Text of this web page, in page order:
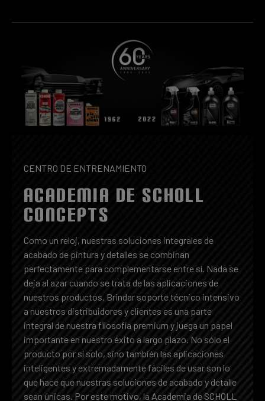
CENTRO DE ENTRENAMIENTO
ACADEMIA DE SCHOLL
CONCEPTS
Como un reloj, nuestras soluciones integrales de
acabado de pintura y detalles se combinan
perfectamente para complementarse entre sí. Nada se
deja al azar cuando se trata de las aplicaciones de
nuestros productos. Brindar soporte técnico intensivo
a nuestros distribuidores y clientes es una parte
integral de nuestra filosofía premium y juega un papel
importante en nuestro éxito a largo plazo. No sólo el
producto por sí solo, sino también las aplicaciones
inteligentes y extremadamente fáciles de usar son lo
que hace que nuestras soluciones de acabado y detalle
sean únicas. Por este motivo, la Academia de SCHOLL